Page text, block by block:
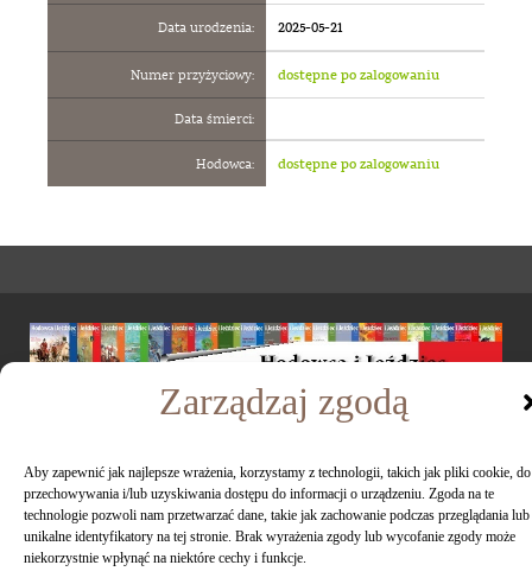
Zarządzaj zgodą
Aby zapewnić jak najlepsze wrażenia, korzystamy z technologii, takich jak pliki cookie, do
przechowywania i/lub uzyskiwania dostępu do informacji o urządzeniu. Zgoda na te
technologie pozwoli nam przetwarzać dane, takie jak zachowanie podczas przeglądania lub
unikalne identyfikatory na tej stronie. Brak wyrażenia zgody lub wycofanie zgody może
niekorzystnie wpłynąć na niektóre cechy i funkcje.
Data urodzenia: 2025-05-21
Numer przyżyciowy: dostępne po zalogowaniu
Data śmierci:
Hodowca: dostępne po zalogowaniu
Pytania i odpowiedzi
Kontakt
Regulamin
Polityka plików cookies